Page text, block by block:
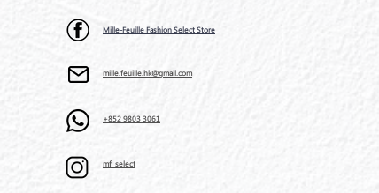
Mille-Feuille Fashion Select Store
mille.feuille.hk@gmail.com
+852 9803 3061
mf_select